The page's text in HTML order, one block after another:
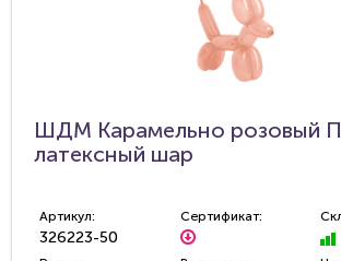
ШДМ Карамельно розовый
латексный шар
Артикул:
326223-50
Сертификат: